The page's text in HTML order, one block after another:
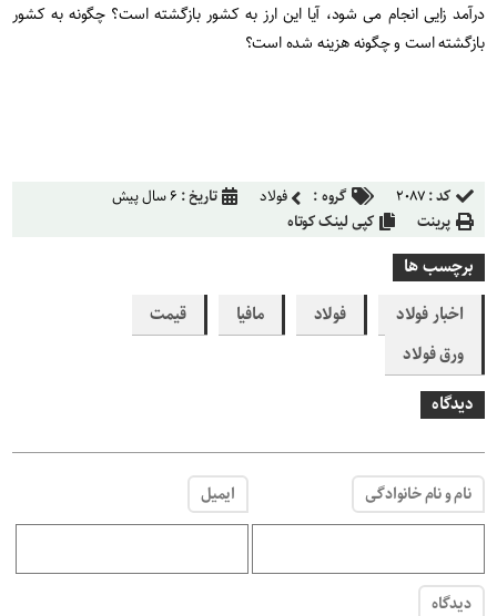
درآمد زایی انجام می شود، آیا این ارز به کشور بازگشته است؟ چگونه به کشور
بازگشته است و چگونه هزینه شده است؟
کد :۲۰۸۷ گروه : فولاد تاریخ : ۶ سال پیش
پرینت
کپی لینک کوتاه
برچسب ها
اخبار فولاد
فولاد مافیا
قیمت
ورق فولاد
دیدگاه
نام و نام خانوادگی ایمیل
دیدگاه